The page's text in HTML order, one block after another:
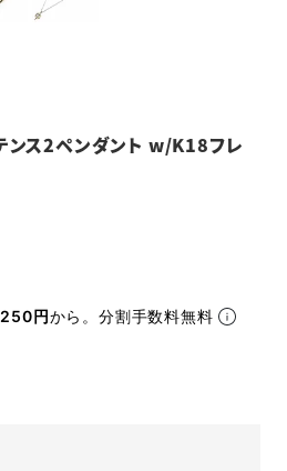
ンス2ペンダント w/K18フレ
円から。分割手数料無料